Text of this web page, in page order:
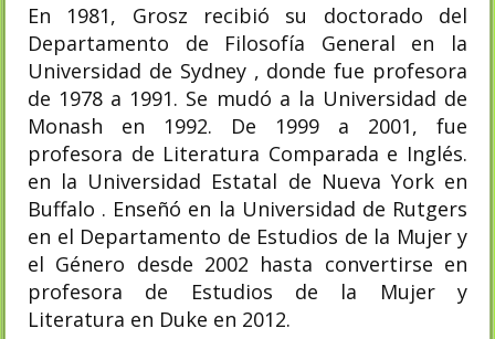
En 1981, Grosz recibió su doctorado del
Departamento de Filosofía General en la
Universidad de Sydney , donde fue profesora
de 1978 a 1991. Se mudó a la Universidad de
Monash en 1992. De 1999 a 2001, fue
profesora de Literatura Comparada e Inglés.
en la Universidad Estatal de Nueva York en
Buffalo . Enseñó en la Universidad de Rutgers
en el Departamento de Estudios de la Mujer y
el Género desde 2002 hasta convertirse en
profesora de Estudios de la Mujer y
Literatura en Duke en 2012.